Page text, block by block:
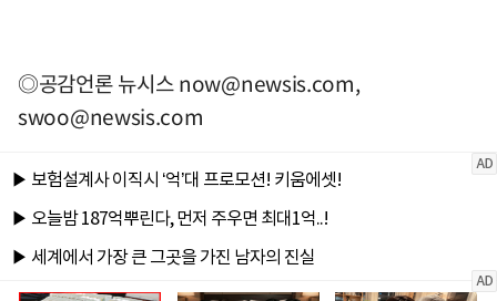
◎공감언론 뉴시스now@newsis.com,
swoo@newsis.com